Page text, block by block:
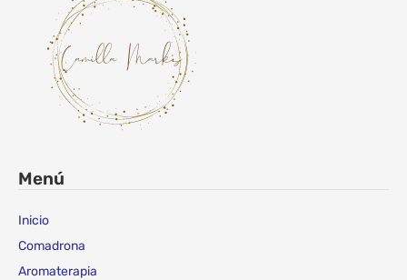
Menú
Inicio
Comadrona
Aromaterapia